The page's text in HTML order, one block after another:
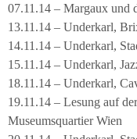
07.11.14 – Margaux und
13.11.14 – Underkarl,
14.11.14 – Underkarl,
15.11.14 – Underkarl,
18.11.14 – Underkarl,
19.11.14 – Lesung auf
Museumsquartier Wien